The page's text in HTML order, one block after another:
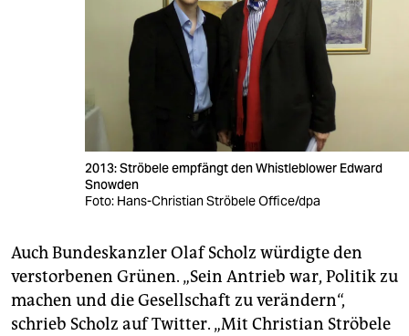
2013: Ströbele empfängt den Whistleblower Edward
Snowden
Foto: Hans-Christian Ströbele Office/dpa
Auch Bundeskanzler Olaf Scholz würdigte den
verstorbenen Grünen. „Sein Antrieb war, Politik zu
machen und die Gesellschaft zu verändern“,
schrieb Scholz auf Twitter. „Mit Christian Ströbele